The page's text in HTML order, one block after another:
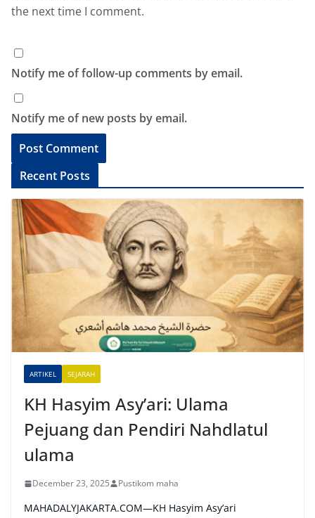
the next time I comment.
Notify me of follow-up comments by email.
Notify me of new posts by email.
l
a
t
i
v
Recent Posts
ARTIKEL SEJARAH
KH Hasyim Asy’ari: Ulama
Pejuang dan Pendiri Nahdlatul
ulama
December 23, 2025 Pustikom maha
MAHADALYJAKARTA.COM—KH Hasyim Asy’ari